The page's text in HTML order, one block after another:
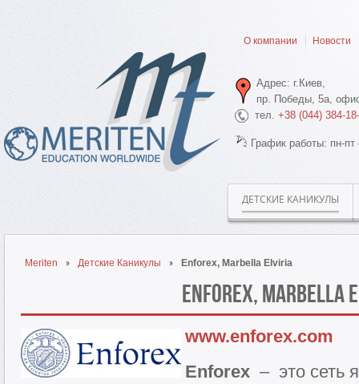
О компании Новости
Адрес: г.Киев,
пр. Победы, 5а,
тел. +38 (044) 384-
График работы: пн-
ДЕТСКИЕ КАНИКУЛЫ
Meriten Детские Каникулы Enforex, Marbella Elviria
Enforex, Marbella
www.enforex.com
Enforex – это сеть